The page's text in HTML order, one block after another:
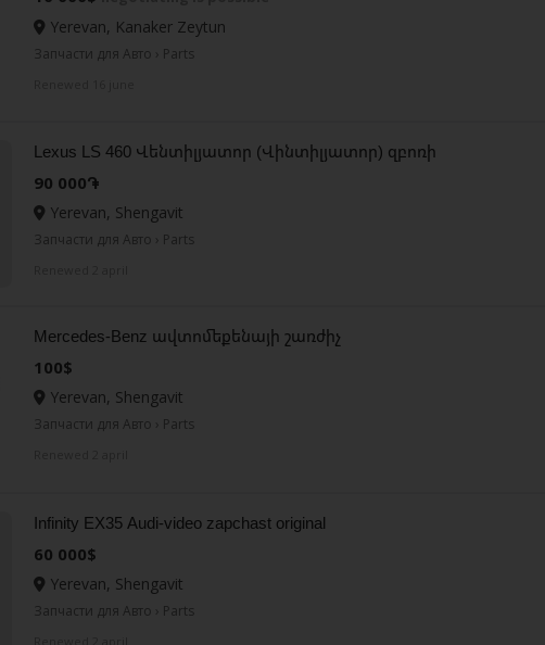
Yerevan, Kanaker Zeytun
Запчасти для Авто › Parts
Lexus LS 460 Վենտիլյատոր (Վինտիլյատոր) զբոռի
90 000֏
Yerevan, Shengavit
Запчасти для Авто › Parts
Mercedes-Benz ավտոմեքենայի շառժիչ
100$
Yerevan, Shengavit
Запчасти для Авто › Parts
Infinity EX35 Audi-video zapchast original
60 000$
Yerevan, Shengavit
Запчасти для Авто › Parts